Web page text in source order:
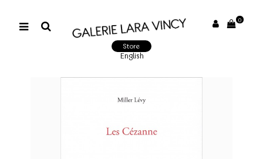
0
Store
English